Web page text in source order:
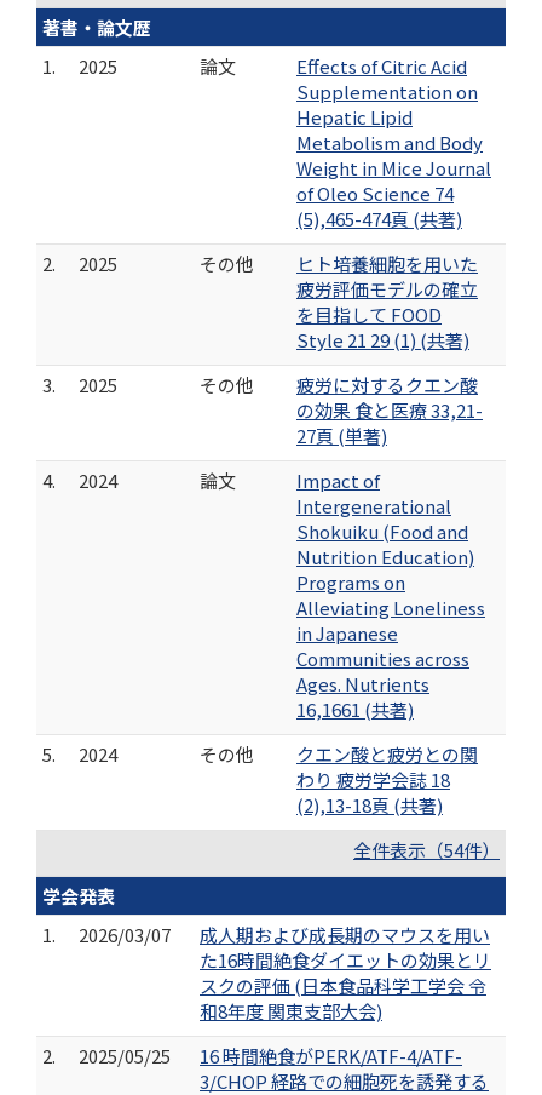
著書・論文歴
1.
2025 論文
Effects of Citric Acid
Supplementation on
Hepatic Lipid
Metabolism and Body
Weight in Mice Journal
of Oleo Science 74
(5),465-474頁 (共著)
2.
2025 その他
ヒト培養細胞を用いた
疲労評価モデルの確立
を目指して FOOD
Style 21 29 (1) (共著)
3.
2025 その他
疲労に対するクエン酸
の効果 食と医療 33,21-
27頁 (単著)
4.
2024 論文
Impact of
Intergenerational
Shokuiku (Food and
Nutrition Education)
Programs on
Alleviating Loneliness
in Japanese
Communities across
Ages. Nutrients
16,1661 (共著)
5.
2024 その他
クエン酸と疲労との関
わり 疲労学会誌 18
(2),13-18頁 (共著)
全件表示（54件）
学会発表
1.
2026/03/07
成人期および成長期のマウスを用い
た16時間絶食ダイエットの効果とリ
スクの評価 (日本食品科学工学会 令
和8年度 関東支部大会)
2.
2025/05/25
16 時間絶食がPERK/ATF-4/ATF-
3/CHOP 経路での細胞死を誘発する